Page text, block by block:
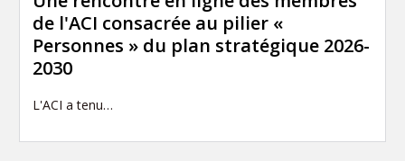
de l'ACI consacrée au pilier «
Personnes » du plan stratégique 2026-
2030
L'ACI a tenu…